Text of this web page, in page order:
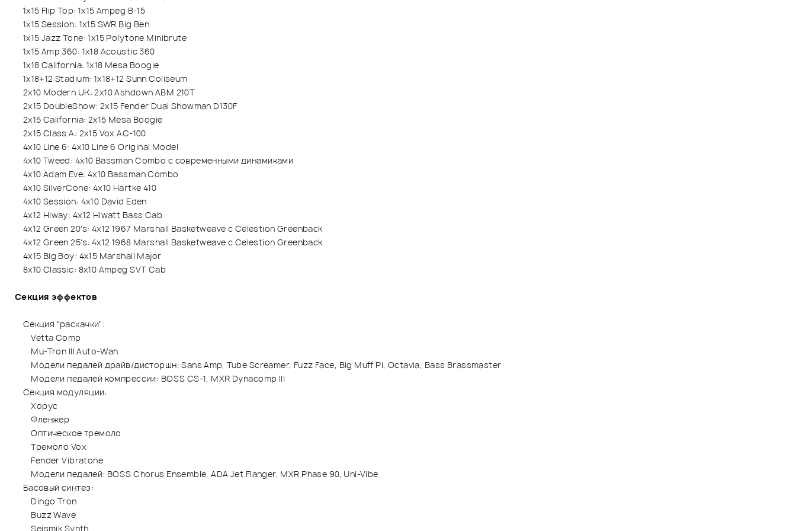
1x15 Flip Top: 1x15 Ampeg B-15
1x15 Session: 1x15 SWR Big Ben
1x15 Jazz Tone: 1x15 Polytone Minibrute
1x15 Amp 360: 1x18 Acoustic 360
1x18 California: 1x18 Mesa Boogie
1x18+12 Stadium: 1x18+12 Sunn Coliseum
2x10 Modern UK: 2x10 Ashdown ABM 210T
2x15 DoubleShow: 2x15 Fender Dual Showman D130F
2x15 California: 2x15 Mesa Boogie
2x15 Class A: 2x15 Vox AC-100
4x10 Line 6: 4x10 Line 6 Original Model
4x10 Tweed: 4x10 Bassman Combo с современными динамиками
4x10 Adam Eve: 4x10 Bassman Combo
4x10 SilverCone: 4x10 Hartke 410
4x10 Session: 4x10 David Eden
4x12 Hiway: 4x12 Hiwatt Bass Cab
4x12 Green 20's: 4x12 1967 Marshall Basketweave с Celestion Greenback
4x12 Green 25's: 4x12 1968 Marshall Basketweave с Celestion Greenback
4x15 Big Boy: 4x15 Marshall Major
8x10 Classic: 8x10 Ampeg SVT Cab
Секция эффектов
Секция "раскачки":
Vetta Comp
Mu-Tron III Auto-Wah
Модели педалей драйв/дисторшн: Sans Amp, Tube Screamer, Fuzz Face, Big Muff Pi, Octavia, Bass Brassmaster
Модели педалей компрессии: BOSS CS-1, MXR Dynacomp III
Cекция модуляции:
Хорус
Фленжер
Оптическое тремоло
Тремоло Vox
Fender Vibratone
Модели педалей: BOSS Chorus Ensemble, ADA Jet Flanger, MXR Phase 90, Uni-Vibe
Басовый синтез:
Dingo Tron
Buzz Wave
Seismik Synth